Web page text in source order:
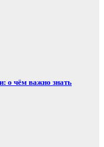
о чём важно знать